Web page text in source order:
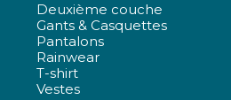
Deuxième couche
Gants & Casquettes
Pantalons
Rainwear
T-shirt
Vestes